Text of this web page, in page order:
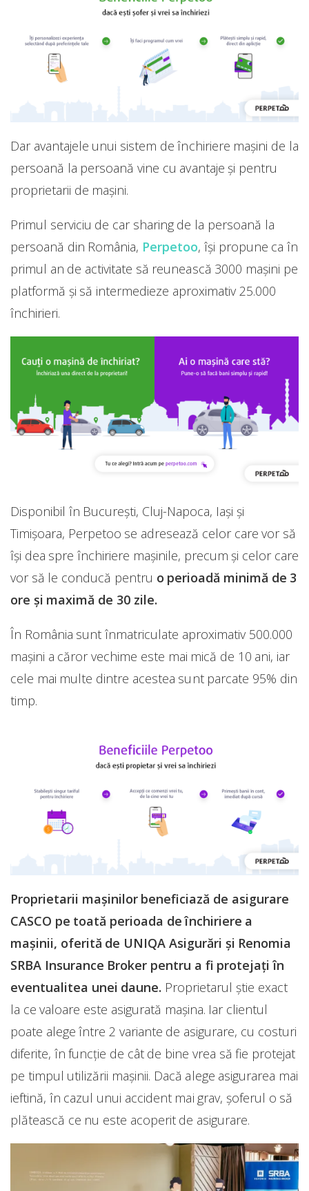
Dar avantajele unui sistem de închiriere mașini de la
persoană la persoană vine cu avantaje și pentru
proprietarii de mașini.
Primul serviciu de car sharing de la persoană la
persoană din România, Perpetoo, își propune ca în
primul an de activitate să reunească 3000 mașini pe
platformă și să intermedieze aproximativ 25.000
închirieri.
Disponibil în București, Cluj-Napoca, Iași și
Timișoara, Perpetoo se adresează celor care vor să
își dea spre închiriere mașinile, precum și celor care
vor să le conducă pentru o perioadă minimă de 3
ore și maximă de 30 zile.
În România sunt înmatriculate aproximativ 500.000
mașini a căror vechime este mai mică de 10 ani, iar
cele mai multe dintre acestea sunt parcate 95% din
timp.
Proprietarii mașinilor beneficiază de asigurare
CASCO pe toată perioada de închiriere a
mașinii, oferită de UNIQA Asigurări și Renomia
SRBA Insurance Broker pentru a fi protejați în
eventualitea unei daune. Proprietarul știe exact
la ce valoare este asigurată mașina. Iar clientul
poate alege între 2 variante de asigurare, cu costuri
diferite, în funcție de cât de bine vrea să fie protejat
pe timpul utilizării mașinii. Dacă alege asigurarea mai
ieftină, în cazul unui accident mai grav, șoferul o să
plătească ce nu este acoperit de asigurare.